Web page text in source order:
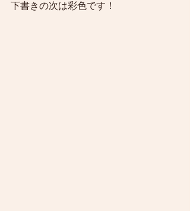
下書きの次は彩色です！